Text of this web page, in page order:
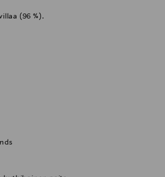
(96 %).